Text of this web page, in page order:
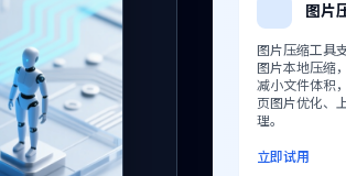
图片
图片压缩工具
图片本地压缩
减小文件体积
页图片优化、
理。
立即试用